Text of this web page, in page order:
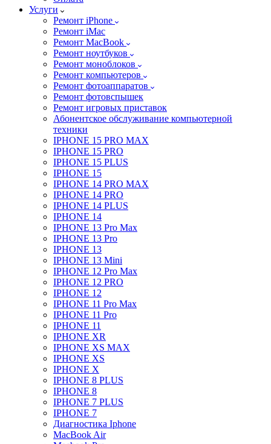
Услуги
Ремонт iPhone
Ремонт iMac
Ремонт MacBook
Ремонт ноутбуков
Ремонт моноблоков
Ремонт компьютеров
Ремонт фотоаппаратов
Ремонт фотовспышек
Ремонт игровых приставок
Абонентское обслуживание компьютерной
техники
IPHONE 15 PRO MAX
IPHONE 15 PRO
IPHONE 15 PLUS
IPHONE 15
IPHONE 14 PRO MAX
IPHONE 14 PRO
IPHONE 14 PLUS
IPHONE 14
IPHONE 13 Pro Max
IPHONE 13 Pro
IPHONE 13
IPHONE 13 Mini
IPHONE 12 Pro Max
IPHONE 12 PRO
IPHONE 12
IPHONE 11 Pro Max
IPHONE 11 Pro
IPHONE 11
IPHONE XR
IPHONE XS MAX
IPHONE XS
IPHONE X
IPHONE 8 PLUS
IPHONE 8
IPHONE 7 PLUS
IPHONE 7
Диагностика Iphone
MacBook Air